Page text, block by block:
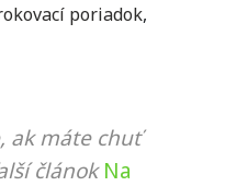
poriadok,
ak máte chuť
článok Na